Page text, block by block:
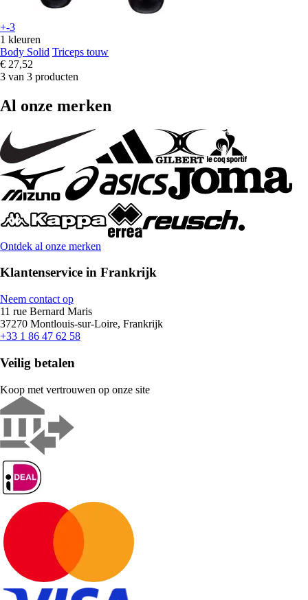
+-3
1 kleuren
Body Solid Triceps touw
€ 27,52
3 van 3 producten
Al onze merken
Ontdek al onze merken
Klantenservice in Frankrijk
Neem contact op
11 rue Bernard Maris
37270 Montlouis-sur-Loire, Frankrijk
+33 1 86 47 62 58
Veilig betalen
Koop met vertrouwen op onze site